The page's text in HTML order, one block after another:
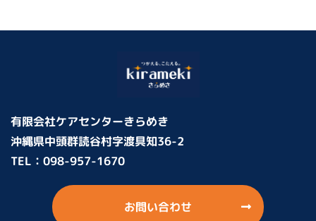
有限会社ケアセンターきらめき
沖縄県中頭群読谷村字渡具知36-2
TEL： 098-957-1670
お問い合わせ